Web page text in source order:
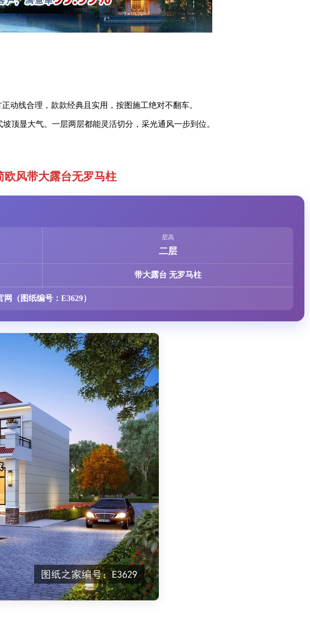
动线合理，款款经典且实用，按图施工绝对不翻车。
顶显大气。一层两层都能灵活切分，采光通风一步到位。
欧风带大露台无罗马柱
层高
二层
带大露台 无罗马柱
网（图纸编号：E3629）